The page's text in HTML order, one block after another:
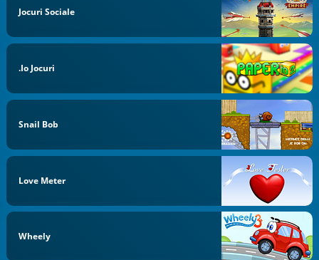
Jocuri Sociale
.io Jocuri
Snail Bob
Love Meter
Wheely